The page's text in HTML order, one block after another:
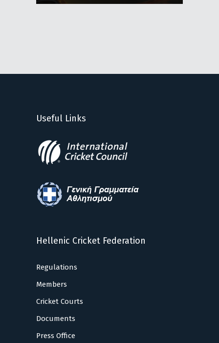
Useful Links
Hellenic Cricket Federation
Regulations
Members
Cricket Courts
Documents
Press Office